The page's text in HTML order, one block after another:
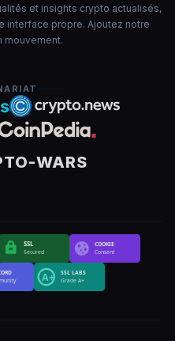
et insights crypto actualisés,
interface propre. Ajoutez notre
mouvement.
WARS
SSL
Secured
COOKIE
Consent
A+
SSL LABS
Grade A+